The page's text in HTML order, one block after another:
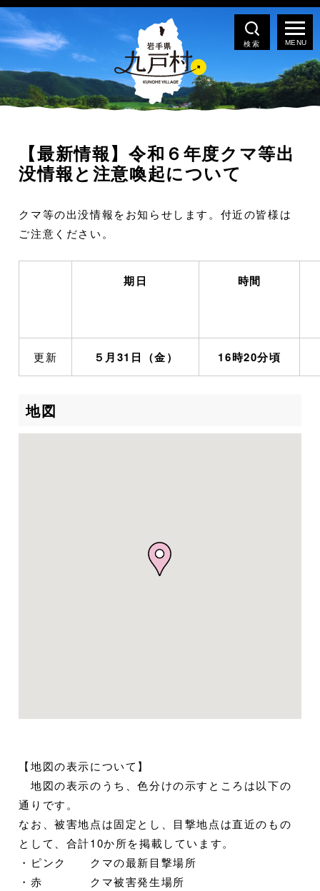
検索
【最新情報】令和６年度クマ等出
没情報と注意喚起について
クマ等の出没情報をお知らせします。付近の皆様は
ご注意ください。
期日
時間
更新 ５月31日（金） 16時20分頃
地図
【地図の表示について】
地図の表示のうち、色分けの示すところは以下の
通りです。
なお、被害地点は固定とし、目撃地点は直近のもの
として、合計10か所を掲載しています。
・ピンク クマの最新目撃場所
・赤 クマ被害発生場所